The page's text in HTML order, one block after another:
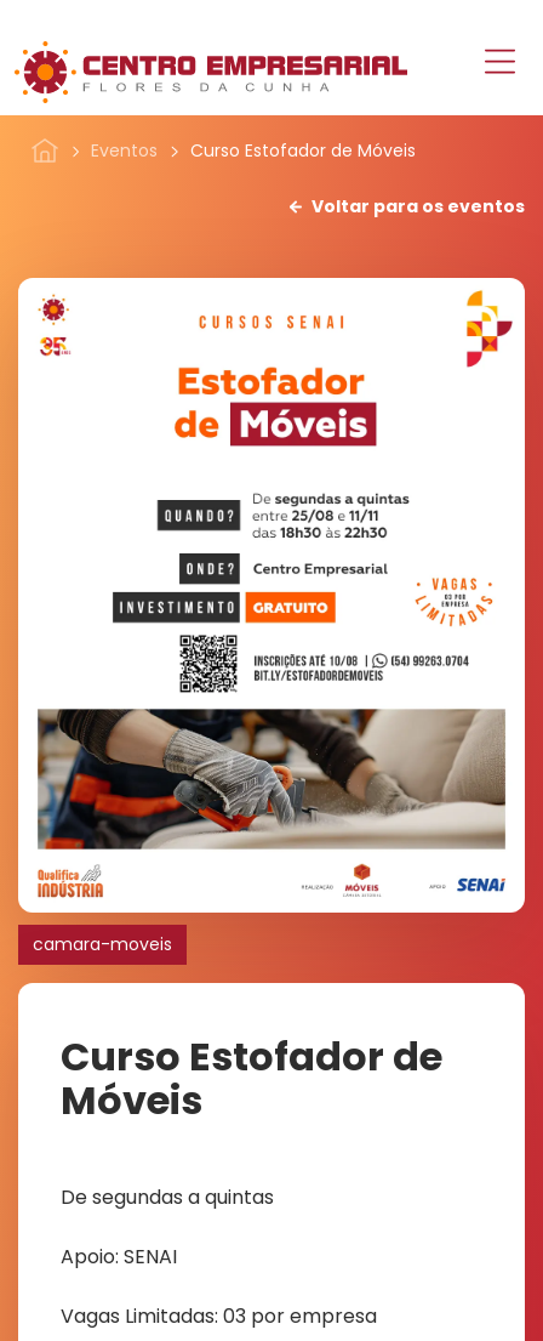
Eventos Curso Estofador de Móveis
Voltar para os eventos
camara-moveis
Curso Estofador de
Móveis
De segundas a quintas
Apoio: SENAI
Vagas Limitadas: 03 por empresa